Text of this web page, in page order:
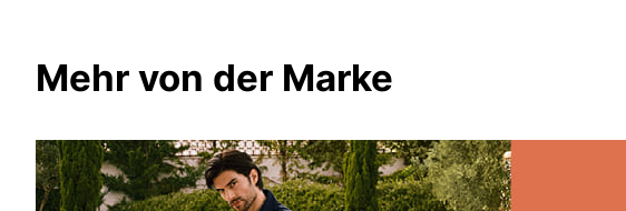
Mehr von der Marke